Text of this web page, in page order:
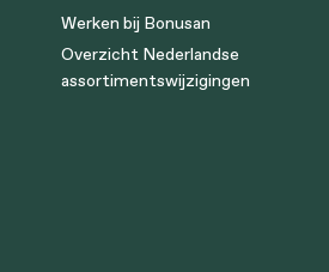
Werken bij Bonusan
Overzicht Nederlandse
assortimentswijzigingen